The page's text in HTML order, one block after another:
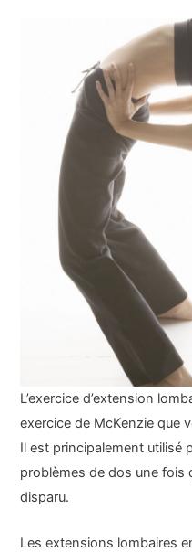
L’exercice d’extension
exercice de McKenzie que
Il est principalement utilisé
problèmes de dos une fois
disparu.
Les extensions lombaires